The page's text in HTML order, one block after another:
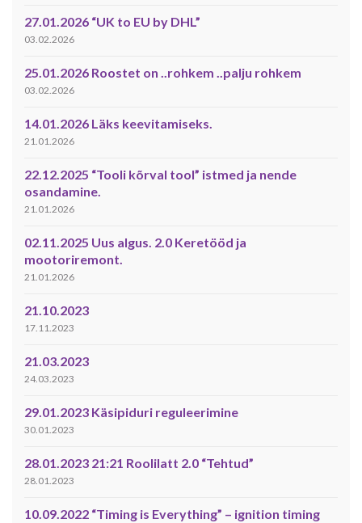
27.01.2026 “UK to EU by DHL”
03.02.2026
25.01.2026 Roostet on ..rohkem ..palju rohkem
03.02.2026
14.01.2026 Läks keevitamiseks.
21.01.2026
22.12.2025 “Tooli kõrval tool” istmed ja nende
osandamine.
21.01.2026
02.11.2025 Uus algus. 2.0 Keretööd ja
mootoriremont.
21.01.2026
21.10.2023
17.11.2023
21.03.2023
24.03.2023
29.01.2023 Käsipiduri reguleerimine
30.01.2023
28.01.2023 21:21 Roolilatt 2.0 “Tehtud”
28.01.2023
10.09.2022 “Timing is Everything” – ignition timing